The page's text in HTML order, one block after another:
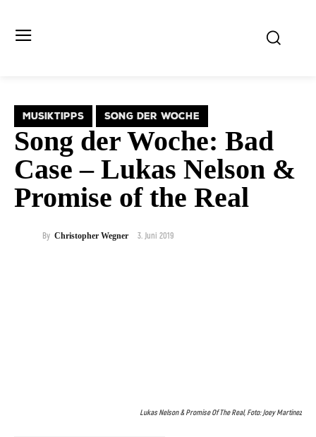
MUSIKTIPPS SONG DER WOCHE
Song der Woche: Bad
Case – Lukas Nelson &
Promise of the Real
By Christopher Wegner 3. Juni 2019
Lukas Nelson & Promise Of The Real, Foto: Joey Martinez